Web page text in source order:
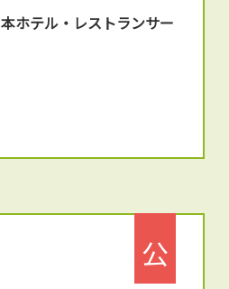
ホテル・レストランサー
公